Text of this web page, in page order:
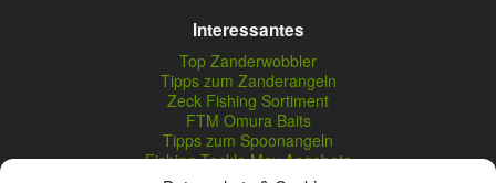
Interessantes
Top Zanderwobbler
Tipps zum Zanderangeln
Zeck Fishing Sortiment
FTM Omura Baits
Tipps zum Spoonangeln
Fishing Tackle Max Angebote